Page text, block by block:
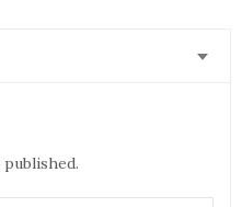
je teste ca! Moi qui adore le
super!